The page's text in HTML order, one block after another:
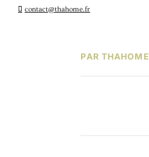
contact@thahome.fr
PAR THAHOME